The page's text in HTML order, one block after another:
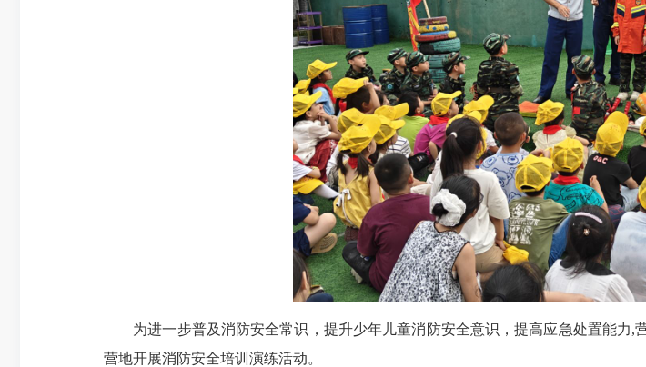
为进一步普及消防安全常识，提升少年儿童消防安全意识，提高应急处置能力,
营地开展消防安全培训演练活动。